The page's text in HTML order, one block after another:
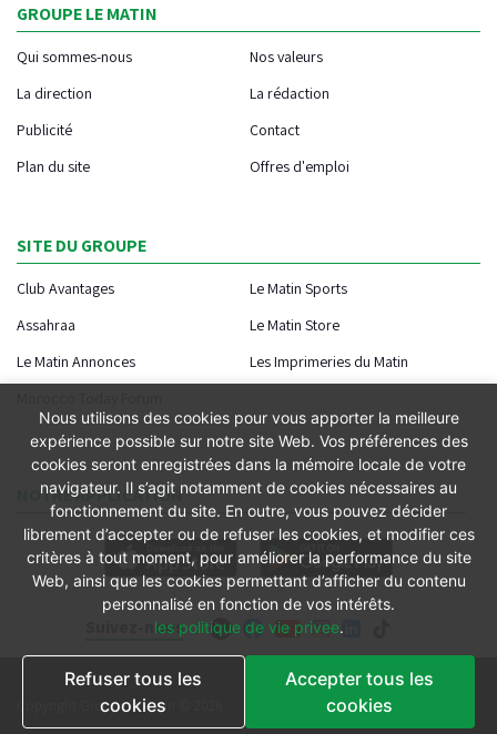
Suivez-nous
GROUPE LE MATIN
Qui sommes-nous
Nos valeurs
La direction
La rédaction
Publicité
Contact
Plan du site
Offres d'emploi
SITE DU GROUPE
Club Avantages
Le Matin Sports
Assahraa
Le Matin Store
Le Matin Annonces
Les Imprimeries du Matin
NOTRE APPLICATION
Copyright Groupe le Matin © 2026
Conditions générales
Conditions de vente
Nous utilisons des cookies pour vous apporter la meilleure
expérience possible sur notre site Web. Vos préférences des
cookies seront enregistrées dans la mémoire locale de votre
navigateur. Il s’agit notamment de cookies nécessaires au
fonctionnement du site. En outre, vous pouvez décider
librement d’accepter ou de refuser les cookies, et modifier ces
critères à tout moment, pour améliorer la performance du site
Web, ainsi que les cookies permettant d’afficher du contenu
personnalisé en fonction de vos intérêts.
les politique de vie privee.
Refuser tous les
cookies
Accepter tous les
cookies